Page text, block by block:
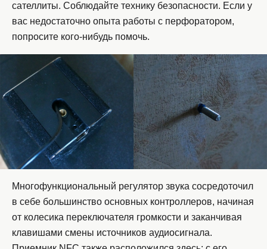
сателлиты. Соблюдайте технику безопасности. Если у
вас недостаточно опыта работы с перфоратором,
попросите кого-нибудь помочь.
Многофункциональный регулятор звука сосредоточил
в себе большинство основных контроллеров, начиная
от колесика переключателя громкости и заканчивая
клавишами смены источников аудиосигнала.